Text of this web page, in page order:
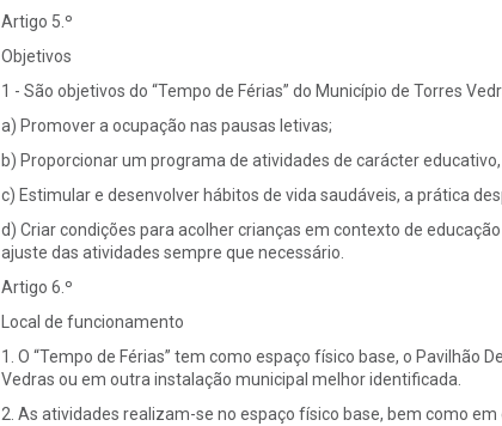
Artigo 5.º
Objetivos
1 - São objetivos do “Tempo de Férias” do Município de Torres
a) Promover a ocupação nas pausas letivas;
b) Proporcionar um programa de atividades de carácter
c) Estimular e desenvolver hábitos de vida saudáveis, a prática
d) Criar condições para acolher crianças em contexto de
ajuste das atividades sempre que necessário.
Artigo 6.º
Local de funcionamento
1. O “Tempo de Férias” tem como espaço físico base, o Pavilhão
Vedras ou em outra instalação municipal melhor identificada.
2. As atividades realizam-se no espaço físico base, bem como